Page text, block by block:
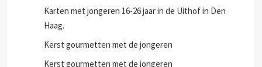
Karten met jongeren 16-26 jaar in de Uithof in Den
Haag.
Kerst gourmetten met de jongeren
Kerst gourmetten met de jongeren